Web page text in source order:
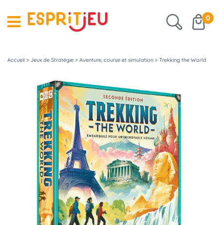
0
Accueil > Jeux de Stratégie > Aventure, course et simulation > Trekking the World